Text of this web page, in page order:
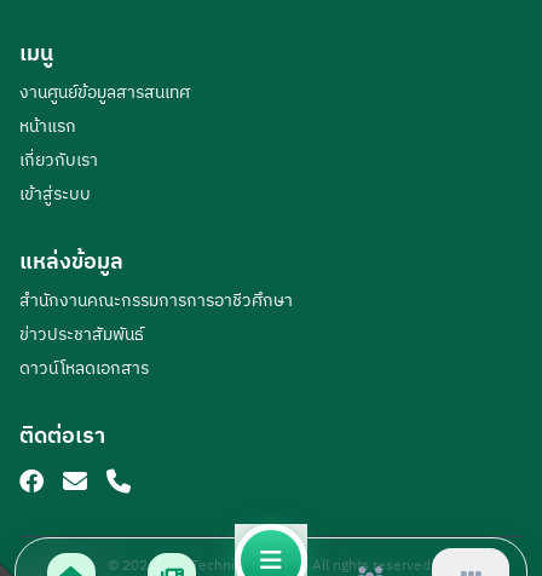
เมนู
งานศูนย์ข้อมูลสารสนเทศ
หน้าแรก
เกี่ยวกับเรา
เข้าสู่ระบบ
แหล่งข้อมูล
สำนักงานคณะกรรมการการอาชีวศึกษา
ข่าวประชาสัมพันธ์
ดาวน์โหลดเอกสาร
ติดต่อเรา
© 2026 Loei Technical College. All rights reserved.